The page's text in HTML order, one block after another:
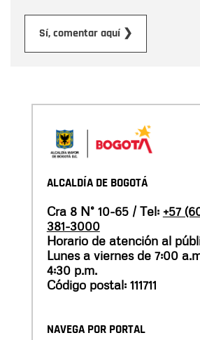
Sí, comentar aquí ❯
ALCALDÍA DE BOGOTÁ
Cra 8 N° 10-65 / Tel: +57
381-3000
Horario de atención al
Lunes a viernes de 7:00
4:30 p.m.
Código postal: 111711
NAVEGA POR PORTAL